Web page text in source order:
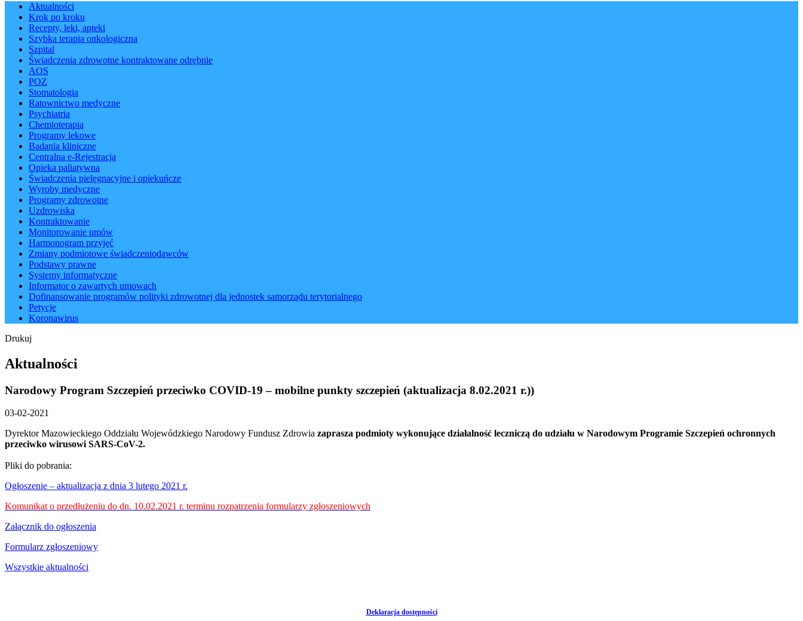
Aktualności
Krok po kroku
Recepty, leki, apteki
Szybka terapia onkologiczna
Szpital
Świadczenia zdrowotne kontraktowane odrębnie
AOS
POZ
Stomatologia
Ratownictwo medyczne
Psychiatria
Chemioterapia
Programy lekowe
Badania kliniczne
Centralna e-Rejestracja
Opieka paliatywna
Świadczenia pielęgnacyjne i opiekuńcze
Wyroby medyczne
Programy zdrowotne
Uzdrowiska
Kontraktowanie
Monitorowanie umów
Harmonogram przyjęć
Zmiany podmiotowe świadczeniodawców
Podstawy prawne
Systemy informatyczne
Informator o zawartych umowach
Dofinansowanie programów polityki zdrowotnej dla jednostek samorządu terytorialnego
Petycje
Koronawirus
Drukuj
Aktualności
Narodowy Program Szczepień przeciwko COVID-19 – mobilne punkty szczepień (aktualizacja 8.02.2021 r.))
03-02-2021
Dyrektor Mazowieckiego Oddziału Wojewódzkiego Narodowy Fundusz Zdrowia zaprasza podmioty wykonujące działalność leczniczą do udziału w Narodowym Programie Szczepień ochronnych
przeciwko wirusowi SARS-CoV-2.
Pliki do pobrania:
Ogłoszenie – aktualizacja z dnia 3 lutego 2021 r.
Komunikat o przedłużeniu do dn. 10.02.2021 r. terminu rozpatrzenia formularzy zgłoszeniowych
Załącznik do ogłoszenia
Formularz zgłoszeniowy
Wszystkie aktualności
Deklaracja dostępności